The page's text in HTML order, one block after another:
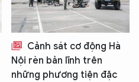
Cảnh sát cơ động Hà
Nội rèn bản lĩnh trên
những phương tiện đặc